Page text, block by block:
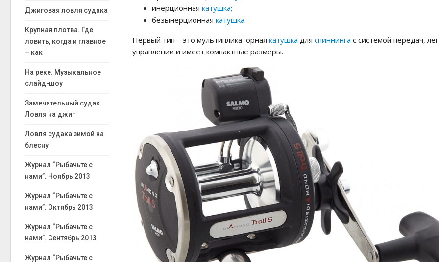
инерционнаякатушка;
безынерционнаякатушка.
Первый тип – это мультипликаторнаякатушка дляспиннинга с системой передач,
управлении и имеет компактные размеры.
Джиговая ловля судака
Крупная плотва. Где
ловить, когда и главное
– как
На реке. Музыкальное
слайд-шоу
Замечательный судак.
Ловля на джиг
Ловля судака зимой на
блесну
Журнал “Рыбачьте с
нами”. Ноябрь 2013
Журнал “Рыбачьте с
нами”. Октябрь 2013
Журнал “Рыбачьте с
нами”. Сентябрь 2013
Журнал “Рыбачьте с